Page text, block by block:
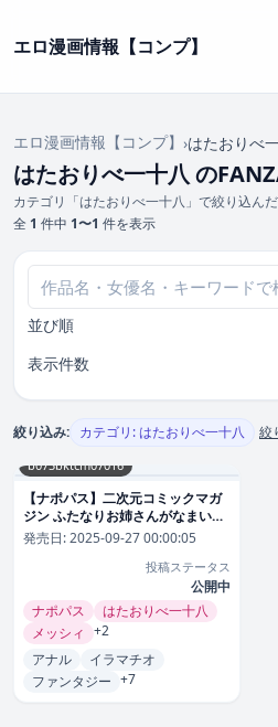
エロ漫画情報【コンプ】
エロ漫画情報【コンプ】 ›はたおりべ
はたおりべ一十八 の
カテゴリ「はたおりべ一十八」で絞り込んだ
全 1 件中 1〜1 件を表示
並び順
表示件数
絞り込み: カテゴリ: はたおりべ一十八 絞
b073bktcm07016
【ナポパス】二次元コミックマガ
ジン ふたなりお姉さんがなまいき
メスガキちゃんをわからせちゃい
ます Genre単行本 評価5.00
発売日:2025-09-27 00:00:05
投稿ステータス
公開中
ナポパス
はたおりべ一十八
メッシィ +2
アナル
イラマチオ
ファンタジー +7